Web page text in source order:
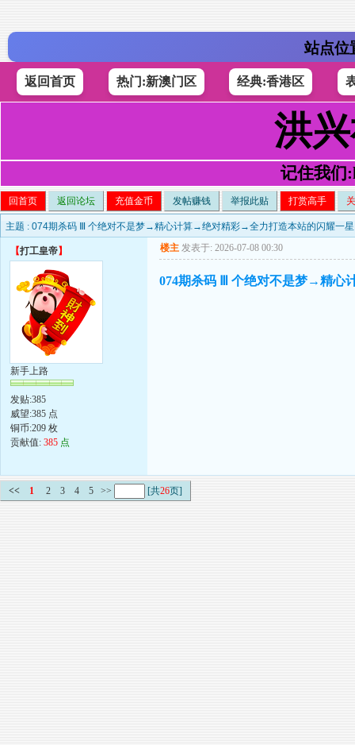
站点位
返回首页 热门:新澳门区 经典:香港区
洪
记住我们
回首页 返回论坛 充值金币 发帖赚钱 举报此贴 打赏高手
主题 : 074期杀码 Ⅲ 个绝对不是梦→精心计算→绝对精彩→全力打造本站的闪耀一
【打工皇帝】
新手上路
发贴:385
威望:385 点
铜币:209 枚
贡献值: 385 点
楼主 发表于: 2026-07-08 00:30
074期杀码 Ⅲ 个绝对不是梦→精心
<< 1 2 3 4 5 >> [共26页]